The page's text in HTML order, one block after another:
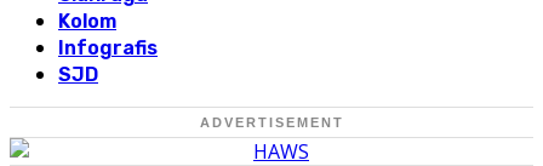
Kolom
Infografis
SJD
ADVERTISEMENT